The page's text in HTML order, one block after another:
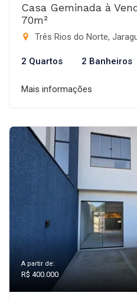
Casa Geminada à
70m²
Três Rios do Norte,
2 Quartos 2 Banheiros
Mais informações
A partir de:
R$ 400.000